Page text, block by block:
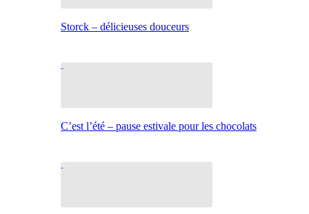
Storck – délicieuses douceurs
C’est l’été – pause estivale pour les chocolats